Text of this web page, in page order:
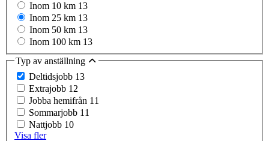
Inom 10 km 13
Inom 25 km 13
Inom 50 km 13
Inom 100 km 13
Typ av anställning
Deltidsjobb 13
Extrajobb 12
Jobba hemifrån 11
Sommarjobb 11
Nattjobb 10
Visa fler